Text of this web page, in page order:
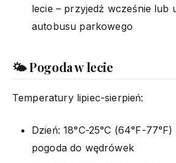
lecie – przyjedź wcześnie lub
autobusu parkowego
🌤️ Pogoda w lecie
Temperatury lipiec-sierpień:
Dzień: 18°C-25°C (64°F-77°F)
pogoda do wędrówek